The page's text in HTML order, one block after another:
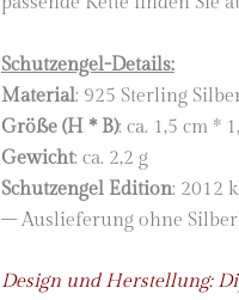
Schutzengel-Details:
Material: 925 Sterling
Größe (H * B): ca. 1,5 cm *
Gewicht: ca. 2,2 g
Schutzengel Edition: 2012
– Auslieferung ohne
Design und Herstellung: